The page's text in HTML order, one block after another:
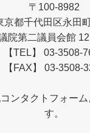
〒100-8982
京都千代田区永田
院第二議員会館
【TEL】 03-3508-
【FAX】 03-3508-
ンタクトフォー
す。